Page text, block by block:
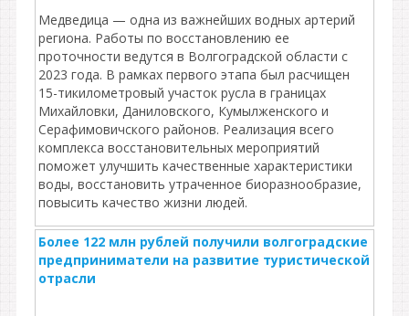
Медведица — одна из важнейших водных артерий
региона. Работы по восстановлению ее
проточности ведутся в Волгоградской области с
2023 года. В рамках первого этапа был расчищен
15-тикилометровый участок русла в границах
Михайловки, Даниловского, Кумылженского и
Серафимовичского районов. Реализация всего
комплекса восстановительных мероприятий
поможет улучшить качественные характеристики
воды, восстановить утраченное биоразнообразие,
повысить качество жизни людей.
Более 122 млн рублей получили волгоградские
предприниматели на развитие туристической
отрасли